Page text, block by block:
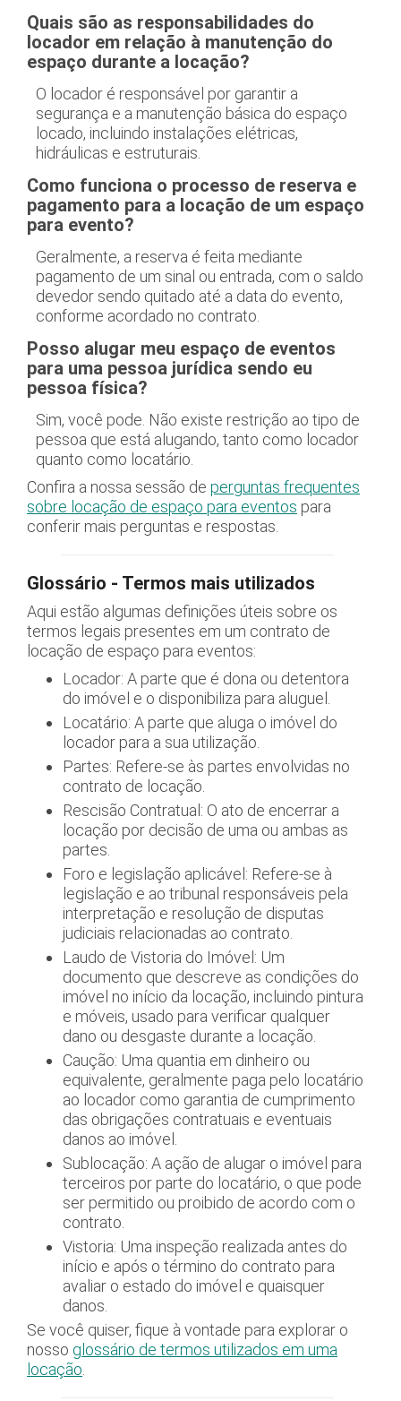
Quais são as responsabilidades do
locador em relação à manutenção do
espaço durante a locação?
O locador é responsável por garantir a
segurança e a manutenção básica do espaço
locado, incluindo instalações elétricas,
hidráulicas e estruturais.
Como funciona o processo de reserva e
pagamento para a locação de um espaço
para evento?
Geralmente, a reserva é feita mediante
pagamento de um sinal ou entrada, com o saldo
devedor sendo quitado até a data do evento,
conforme acordado no contrato.
Posso alugar meu espaço de eventos
para uma pessoa jurídica sendo eu
pessoa física?
Sim, você pode. Não existe restrição ao tipo de
pessoa que está alugando, tanto como locador
quanto como locatário.
Confira a nossa sessão de perguntas frequentes
sobre locação de espaço para eventos para
conferir mais perguntas e respostas.
Glossário - Termos mais utilizados
Aqui estão algumas definições úteis sobre os
termos legais presentes em um contrato de
locação de espaço para eventos:
Locador: A parte que é dona ou detentora
do imóvel e o disponibiliza para aluguel.
Locatário: A parte que aluga o imóvel do
locador para a sua utilização.
Partes: Refere-se às partes envolvidas no
contrato de locação.
Rescisão Contratual: O ato de encerrar a
locação por decisão de uma ou ambas as
partes.
Foro e legislação aplicável: Refere-se à
legislação e ao tribunal responsáveis pela
interpretação e resolução de disputas
judiciais relacionadas ao contrato.
Laudo de Vistoria do Imóvel: Um
documento que descreve as condições do
imóvel no início da locação, incluindo pintura
e móveis, usado para verificar qualquer
dano ou desgaste durante a locação.
Caução: Uma quantia em dinheiro ou
equivalente, geralmente paga pelo locatário
ao locador como garantia de cumprimento
das obrigações contratuais e eventuais
danos ao imóvel.
Sublocação: A ação de alugar o imóvel para
terceiros por parte do locatário, o que pode
ser permitido ou proibido de acordo com o
contrato.
Vistoria: Uma inspeção realizada antes do
início e após o término do contrato para
avaliar o estado do imóvel e quaisquer
danos.
Se você quiser, fique à vontade para explorar o
nosso glossário de termos utilizados em uma
locação